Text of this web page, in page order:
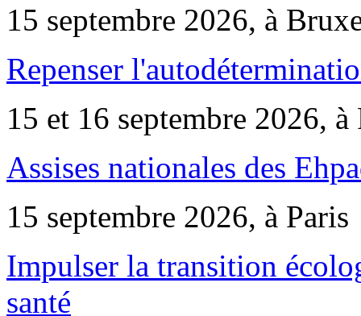
15 septembre 2026, à
Repenser
15 et 16 septembre 2026, à
Assises nationales des
15 septembre 2026, à Paris
Impulser la transition
santé